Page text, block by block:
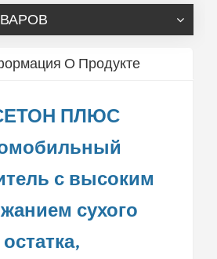
О Продукте
ПЛЮС
с высоким
сухого
остатка,